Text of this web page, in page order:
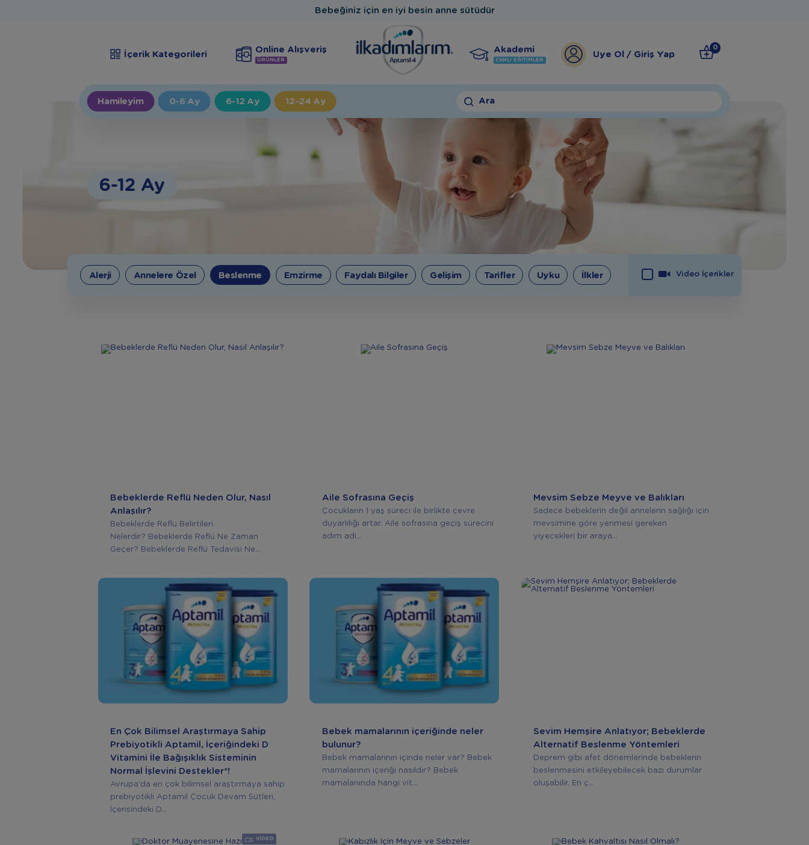
Bebeğiniz için en iyi besin anne sütüdür
İçerik Kategorileri
Online Alışveriş
ÜRÜNLER
Akademi
CANLI EĞITIMLER
Üye Ol / Giriş Yap
0
Hamileyim 0-6 Ay 6-12 Ay 12-24 Ay Ara
6-12 Ay
Alerji Annelere Özel Beslenme Emzirme Faydalı Bilgiler Gelişim Tarifler Uyku İlkler Video İçerikler
Bebeklerde Reflü Neden Olur, Nasıl
Anlaşılır?
Bebeklerde Reflü Belirtileri
Nelerdir? Bebeklerde Reflü Ne Zaman
Geçer? Bebeklerde Reflü Tedavisi Ne...
Aile Sofrasına Geçiş
Çocukların 1 yaş süreci ile birlikte çevre
duyarlılığı artar. Aile sofrasına geçiş sürecini
adım adı...
Mevsim Sebze Meyve ve Balıkları
Sadece bebeklerin değil annelerin sağlığı için
mevsimine göre yenmesi gereken
yiyecekleri bir araya...
En Çok Bilimsel Araştırmaya Sahip
Prebiyotikli Aptamil, İçeriğindeki D
Vitamini İle Bağışıklık Sisteminin
Normal İşlevini Destekler*!
Avrupa'da en çok bilimsel araştırmaya sahip
prebiyotikli Aptamil Çocuk Devam Sütleri,
İçerisindeki D...
Bebek mamalarının içeriğinde neler
bulunur?
Bebek mamalarının içinde neler var? Bebek
mamalarının içeriği nasıldır? Bebek
mamalarıında hangi vit...
Sevim Hemşire Anlatıyor; Bebeklerde
Alternatif Beslenme Yöntemleri
Deprem gibi afet dönemlerinde bebeklerin
beslenmesini etkileyebilecek bazı durumlar
oluşabilir. En ç...
VIDEO